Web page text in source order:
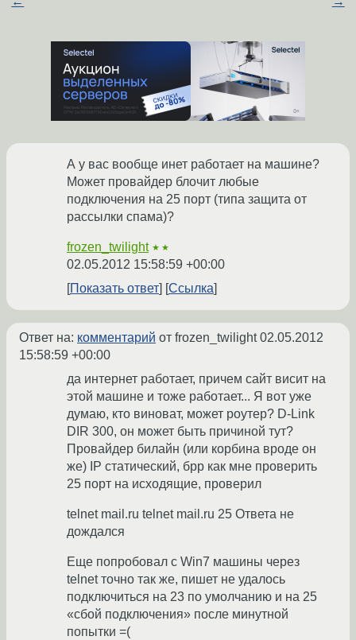
А у вас вообще инет работает на машине?
Может провайдер блочит любые
подключения на 25 порт (типа защита от
рассылки спама)?
frozen_twilight ★★
02.05.2012 15:58:59 +00:00
Показать ответ
Ссылка
Ответ на: комментарий от frozen_twilight02.05.2012
15:58:59 +00:00
да интернет работает, причем сайт висит на
этой машине и тоже работает... Я вот уже
думаю, кто виноват, может роутер? D-Link
DIR 300, он может быть причиной тут?
Провайдер билайн (или корбина вроде он
же) IP статический, брр как мне проверить
25 порт на исходящие, проверил
telnet mail.ru telnet mail.ru 25 Ответа не
дождался
Еще попробовал с Win7 машины через
telnet точно так же, пишет не удалось
подключиться на 23 по умолчанию и на 25
«сбой подключения» после минутной
попытки =(